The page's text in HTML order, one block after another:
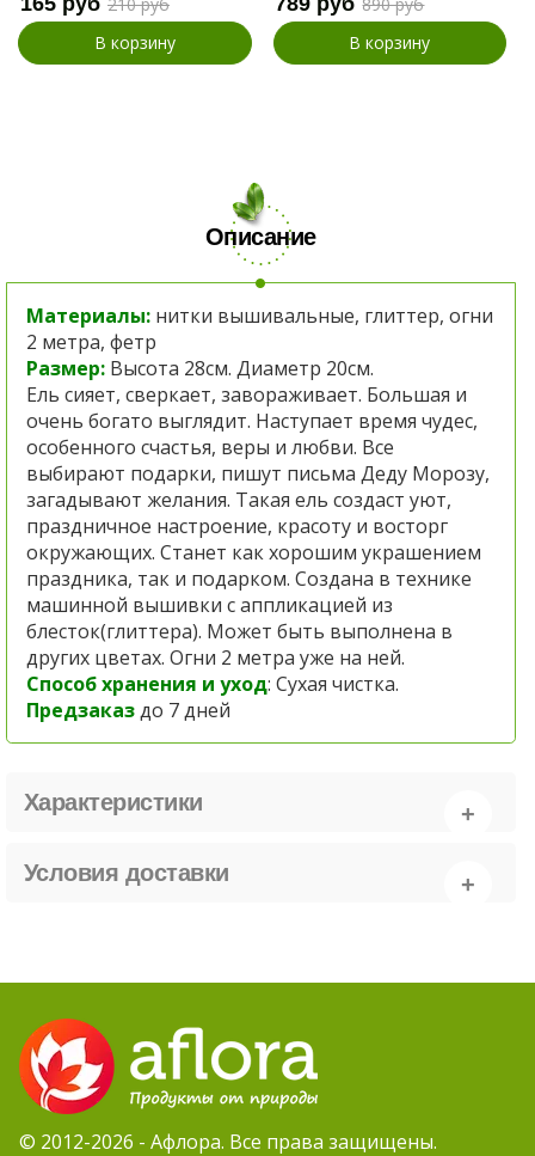
210 руб
В корзину
890 руб
В корзину
Описание
Материалы: нитки вышивальные, глиттер, огни
2 метра, фетр
Размер: Высота 28см. Диаметр 20см.
Ель cияет, сверкает, завораживает. Большая и
очень богато выглядит. Наступает время чудес,
особенного счастья, веры и любви. Все
выбирают подарки, пишут письма Деду Морозу,
загадывают желания. Такая ель создаст уют,
праздничное настроение, красоту и восторг
окружающих. Станет как хорошим украшением
праздника, так и подарком. Создана в технике
машинной вышивки с аппликацией из
блесток(глиттера). Может быть выполнена в
других цветах. Огни 2 метра уже на ней.
Способ хранения и уход: Сухая чистка.
Предзаказдо 7 дней
Характеристики
Условия доставки
© 2012-2026 - Афлора. Все права защищены.